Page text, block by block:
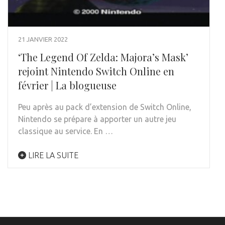
21 JANVIER 2022
‘The Legend Of Zelda: Majora’s Mask’
rejoint Nintendo Switch Online en
février | La blogueuse
Peu après au pack d’extension de Switch Online,
Nintendo se prépare à apporter un autre jeu
classique au service. En …
LIRE LA SUITE